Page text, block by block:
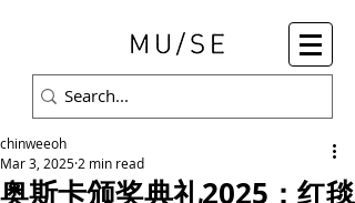
奥斯卡颁奖典礼2025：红毯
chinweeoh
Mar 3, 2025 2 min read